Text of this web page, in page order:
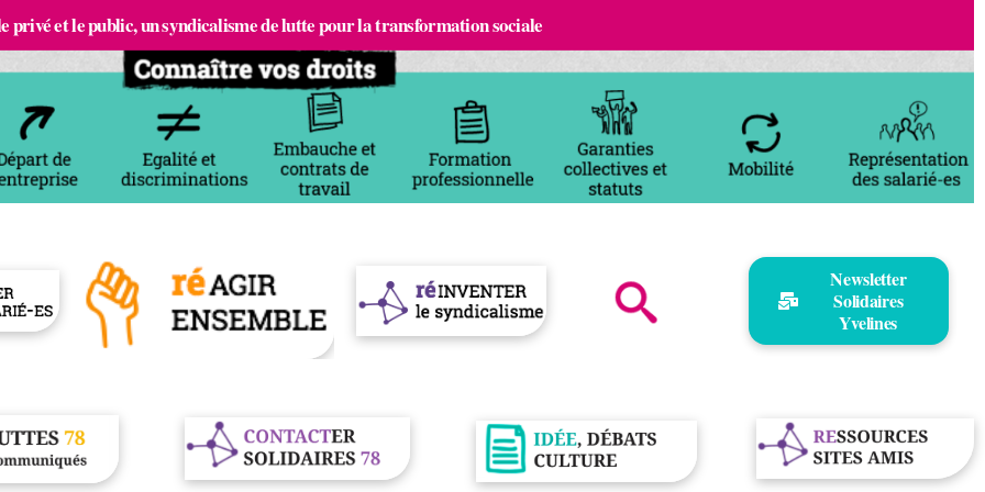
privé et le public, un syndicalisme de lutte pour la transformation sociale
Newsletter
Solidaires
Yvelines